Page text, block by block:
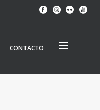
CONTACTO